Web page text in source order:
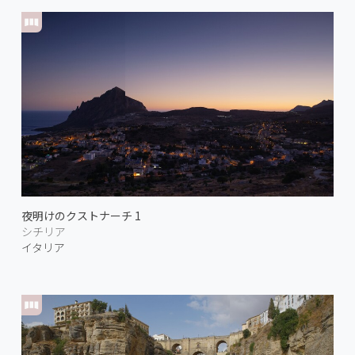
夜明けのクストナーチ 1
シチリア
イタリア